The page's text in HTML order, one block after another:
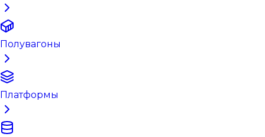
Полувагоны
Платформы